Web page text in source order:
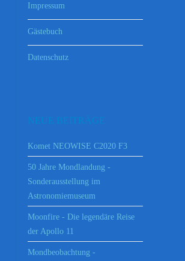
Impressum
Gästebuch
Datenschutz
NEUE BEITRÄGE
Komet NEOWISE C2020 F3
50 Jahre Mondlandung -
Sonderausstellung im
Astronomiemuseum
Moonfire - Die legendäre Reise
der Apollo 11
Mondbeobachtung -